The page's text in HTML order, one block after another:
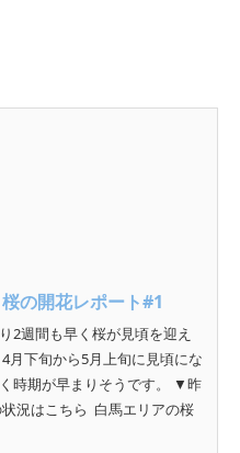
の開花レポート#1
2週間も早く桜が見頃を迎え
月下旬から5月上旬に見頃にな
時期が早まりそうです。 ▼昨
況はこちら 白馬エリアの桜